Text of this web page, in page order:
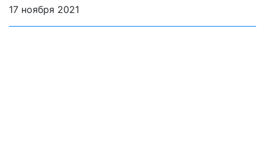
17 ноября 2021